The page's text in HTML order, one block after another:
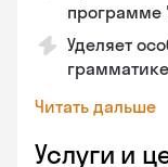
программе
Уделяет
Читать дальше
Услуги и